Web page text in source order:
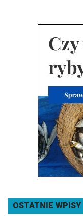
OSTATNIE WPISY